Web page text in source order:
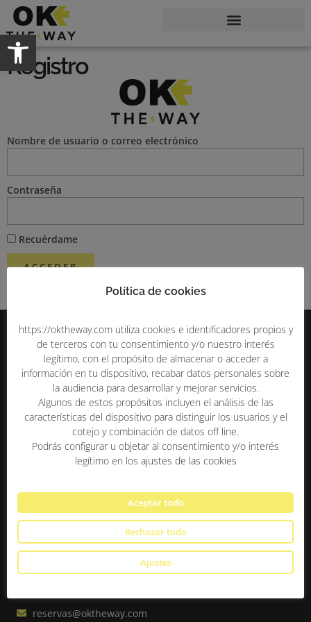
Abrir barra de herramientas
Registro
Nombre de usuario o correo electrónico
Contraseña
Recuérdame
ACCEDER
¡Queremos ser parte de tu camino!
RESERVA YA
Rúa Federico Tapia, 49
reservas@oktheway.com
Política de cookies
https://oktheway.com utiliza cookies e identificadores propios y
de terceros con tu consentimiento y/o nuestro interés
legítimo, con el propósito de almacenar o acceder a
información en tu dispositivo, recabar datos personales sobre
la audiencia para desarrollar y mejorar servicios.
Algunos de estos propósitos incluyen el análisis de las
características del dispositivo para distinguir los usuarios y el
cotejo y combinación de datos off line.
Podrás configurar u objetar al consentimiento y/o interés
legítimo en los ajustes de las cookies
Aceptar todo
Rechazar todo
Ajustes